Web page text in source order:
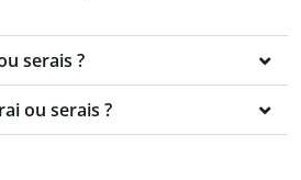
serais ?
ou serais ?